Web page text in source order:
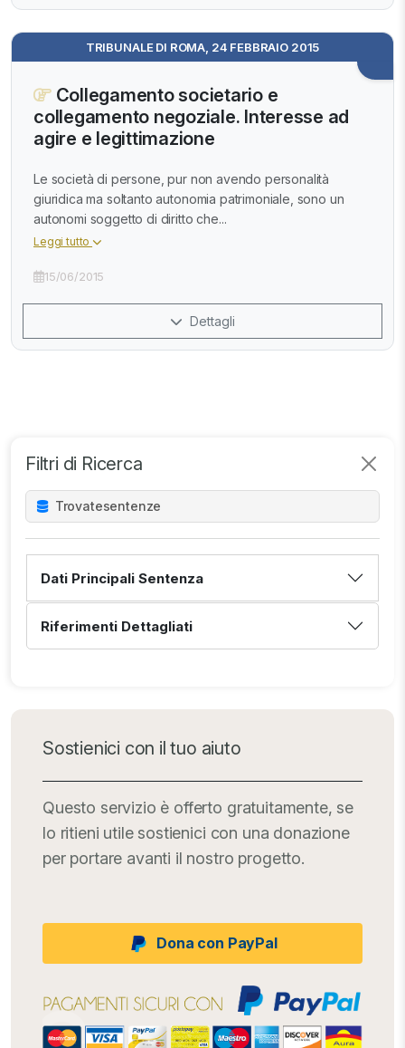
Filtri di Ricerca
Trovatesentenze
Dati Principali Sentenza
Riferimenti Dettagliati
Sostienici con il tuo aiuto
Questo servizio è offerto gratuitamente, se
lo ritieni utile sostienici con una donazione
per portare avanti il nostro progetto.
Dona con PayPal
TRIBUNALE DI ROMA, 24 FEBBRAIO 2015
Collegamento societario e
collegamento negoziale. Interesse ad
agire e legittimazione
Le società di persone, pur non avendo personalità
giuridica ma soltanto autonomia patrimoniale, sono un
autonomi soggetto di diritto che...
Leggi tutto
15/06/2015
Dettagli